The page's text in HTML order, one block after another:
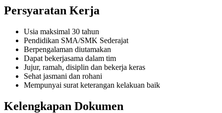
Persyaratan Kerja
Usia maksimal 30 tahun
Pendidikan SMA/SMK Sederajat
Berpengalaman diutamakan
Dapat bekerjasama dalam tim
Jujur, ramah, disiplin dan bekerja keras
Sehat jasmani dan rohani
Mempunyai surat keterangan kelakuan baik
Kelengkapan Dokumen